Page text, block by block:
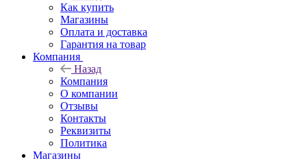
Как купить
Магазины
Оплата и доставка
Гарантия на товар
Компания
Назад
Компания
О компании
Отзывы
Контакты
Реквизиты
Политика
Магазины